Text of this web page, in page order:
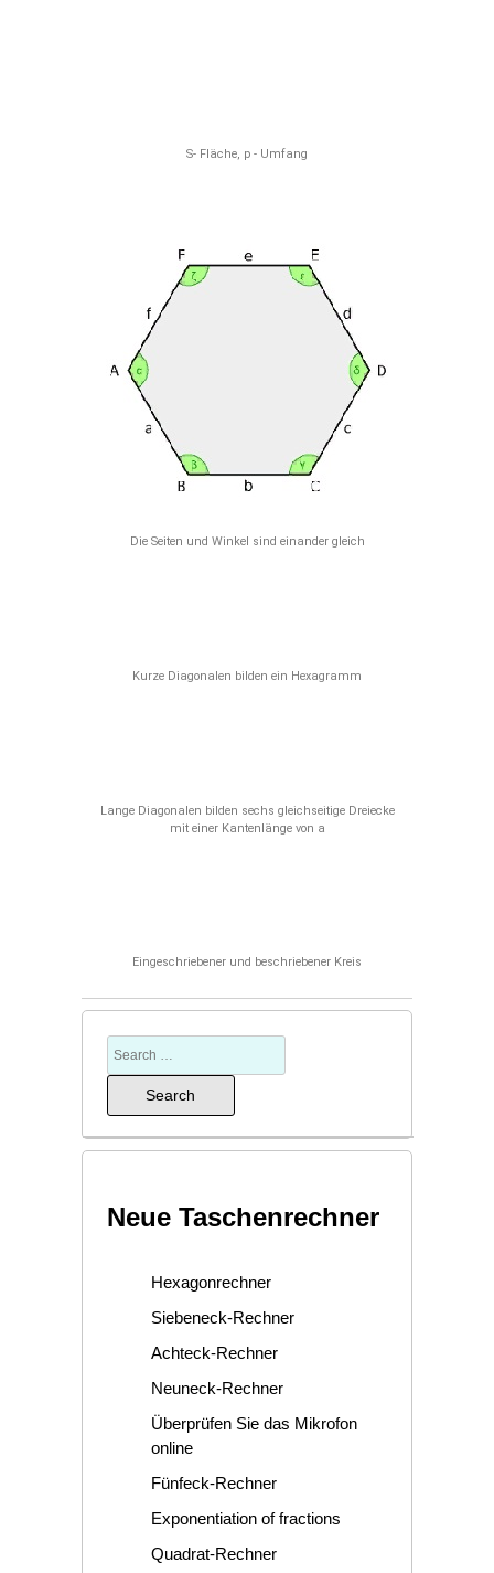
S- Fläche, p - Umfang
Die Seiten und Winkel sind einander gleich
Kurze Diagonalen bilden ein Hexagramm
Lange Diagonalen bilden sechs gleichseitige Dreiecke
mit einer Kantenlänge von a
Eingeschriebener und beschriebener Kreis
Neue Taschenrechner
Hexagonrechner
Siebeneck-Rechner
Achteck-Rechner
Neuneck-Rechner
Überprüfen Sie das Mikrofon
online
Fünfeck-Rechner
Exponentiation of fractions
Quadrat-Rechner